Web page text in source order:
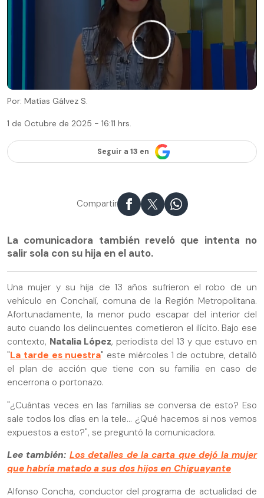
Por: Matías Gálvez S.
1 de Octubre de 2025 - 16:11 hrs.
Seguir a 13 en
Compartir
La comunicadora también reveló que intenta no
salir sola con su hija en el auto.
Una mujer y su hija de 13 años sufrieron el robo de un
vehículo en Conchalí, comuna de la Región Metropolitana.
Afortunadamente, la menor pudo escapar del interior del
auto cuando los delincuentes cometieron el ilícito. Bajo ese
contexto, Natalia López, periodista del 13 y que estuvo en
"La tarde es nuestra" este miércoles 1 de octubre, detalló
el plan de acción que tiene con su familia en caso de
encerrona o portonazo.
"¿Cuántas veces en las familias se conversa de esto? Eso
sale todos los días en la tele... ¿Qué hacemos si nos vemos
expuestos a esto?", se preguntó la comunicadora.
Lee también: Los detalles de la carta que dejó la mujer
que habría matado a sus dos hijos en Chiguayante
Alfonso Concha, conductor del programa de actualidad de